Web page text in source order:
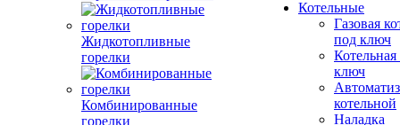
Жидкотопливные
горелки
Комбинированные
горелки
Котельные
Газовая
под ключ
ключ
котельной
Наладка